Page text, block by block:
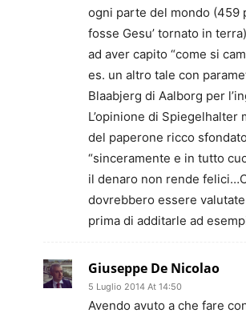
ogni parte del mondo (459
fosse Gesu’ tornato in
ad aver capito “come si
es. un altro tale con
Blaabjerg di Aalborg per
L’opinione di Spiegelhalter
del paperone ricco
“sinceramente e in tutto
il denaro non rende
dovrebbero essere
prima di additarle ad
Giuseppe De Nicolao
5 Luglio 2014 At 14:50
Avendo avuto a che fare